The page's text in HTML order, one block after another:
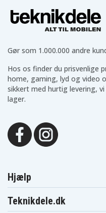
Gør som 1.000.000 andre
Hos os finder du prisvenlige
home, gaming, lyd og video
sikkert med hurtig levering,
lager.
Hjælp
Teknikdele.dk